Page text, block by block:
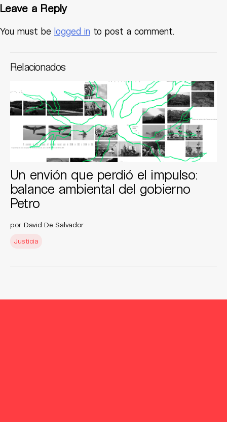
Leave a Reply
You must be logged in to post a comment.
Relacionados
Un envión que perdió el impulso:
balance ambiental del gobierno
Petro
por David De Salvador
Justicia